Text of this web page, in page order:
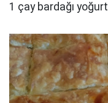
1 çay bardağı yoğurt